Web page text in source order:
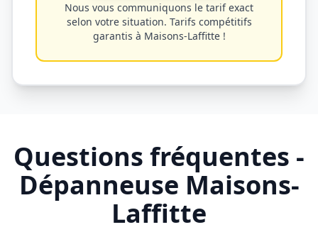
Nous vous communiquons le tarif exact
selon votre situation. Tarifs compétitifs
garantis à Maisons-Laffitte!
Questions fréquentes -
Dépanneuse Maisons-
Laffitte